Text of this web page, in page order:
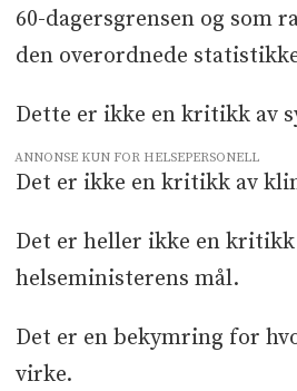
60-dagersgrensen og som
den overordnede
Dette er ikke en kritikk av
ANNONSE KUN FOR HELSEPERSONELL
Det er ikke en kritikk av
Det er heller ikke en kritikk
helseministerens mål.
Det er en bekymring for
virke.